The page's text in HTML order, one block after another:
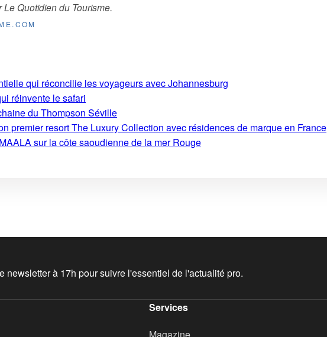
Le Quotidien du Tourisme.
qui réconcilie les voyageurs avec Johannesburg
réinvente le safari
du Thompson Séville
premier resort The Luxury Collection avec résidences de marque en France
sur la côte saoudienne de la mer Rouge
newsletter à 17h pour suivre l'essentiel de l'actualité pro.
Services